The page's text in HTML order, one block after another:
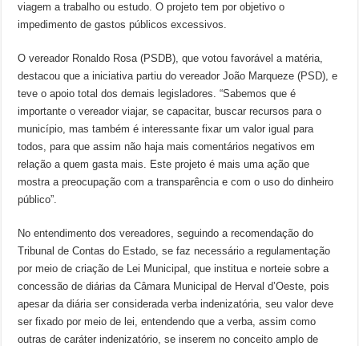
viagem a trabalho ou estudo. O projeto tem por objetivo o
impedimento de gastos públicos excessivos.
O vereador Ronaldo Rosa (PSDB), que votou favorável a matéria,
destacou que a iniciativa partiu do vereador João Marqueze (PSD), e
teve o apoio total dos demais legisladores. “Sabemos que é
importante o vereador viajar, se capacitar, buscar recursos para o
município, mas também é interessante fixar um valor igual para
todos, para que assim não haja mais comentários negativos em
relação a quem gasta mais. Este projeto é mais uma ação que
mostra a preocupação com a transparência e com o uso do dinheiro
público”.
No entendimento dos vereadores, seguindo a recomendação do
Tribunal de Contas do Estado, se faz necessário a regulamentação
por meio de criação de Lei Municipal, que institua e norteie sobre a
concessão de diárias da Câmara Municipal de Herval d’Oeste, pois
apesar da diária ser considerada verba indenizatória, seu valor deve
ser fixado por meio de lei, entendendo que a verba, assim como
outras de caráter indenizatório, se inserem no conceito amplo de